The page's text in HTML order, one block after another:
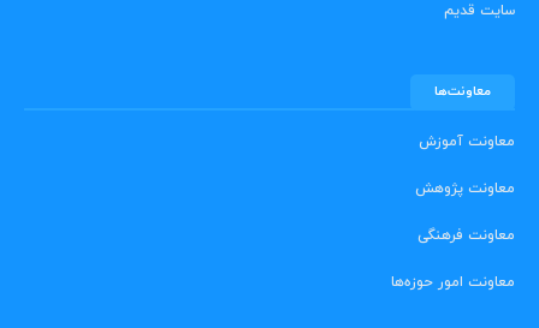
سایت قدیم
معاونت‌ها
معاونت آموزش
معاونت پژوهش
معاونت فرهنگی
معاونت امور حوزه‌ها